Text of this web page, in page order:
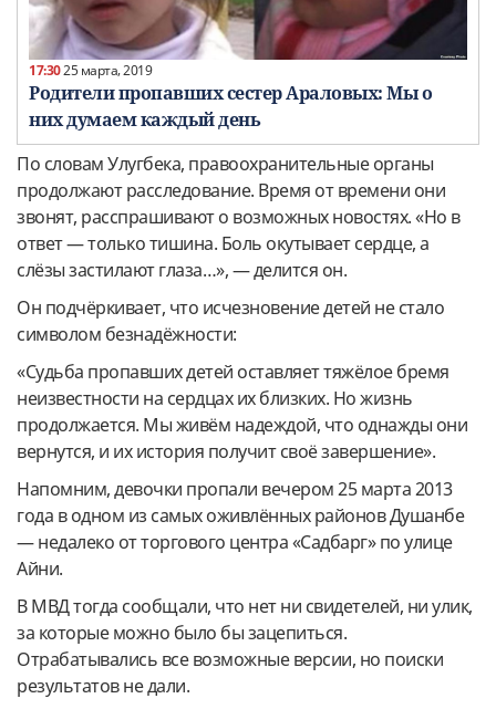
17:3025 марта, 2019
Родители пропавших сестер Араловых: Мы о
них думаем каждый день
По словам Улугбека, правоохранительные органы
продолжают расследование. Время от времени они
звонят, расспрашивают о возможных новостях.«Но в
ответ — только тишина. Боль окутывает сердце, а
слёзы застилают глаза…», — делится он.
Он подчёркивает, что исчезновение детей не стало
символом безнадёжности:
«Судьба пропавших детей оставляет тяжёлое бремя
неизвестности на сердцах их близких. Но жизнь
продолжается. Мы живём надеждой, что однажды они
вернутся, и их история получит своё завершение».
Напомним, девочки пропали вечером 25 марта 2013
года в одном из самых оживлённых районов Душанбе
— недалеко от торгового центра «Садбарг» по улице
Айни.
В МВД тогда сообщали, что нет ни свидетелей, ни улик,
за которые можно было бы зацепиться.
Отрабатывались все возможные версии, но поиски
результатов не дали.